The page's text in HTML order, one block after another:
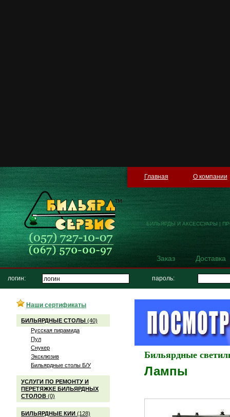
Главная О компании
БИЛЬЯРДЫ И АКСЕССУАРЫ |
Заказ Доставка
логин: пароль:
Наши сертификаты
БИЛЬЯРДНЫЕ СТОЛЫ (40)
Русская пирамида
Пул
Снукер
Эксклюзив
Бильярдные столы Б/У
УСЛУГИ ПО РЕМОНТУ И
ПЕРЕТЯЖКЕ БИЛЬЯРДНЫХ
СТОЛОВ (0)
БИЛЬЯРДНЫЕ КИИ (128)
Бильярдные
Лампы